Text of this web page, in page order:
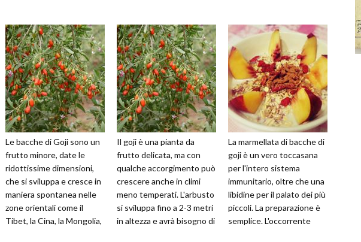
Le bacche di Goji sono un
frutto minore, date le
ridottissime dimensioni,
che si sviluppa e cresce in
maniera spontanea nelle
zone orientali come il
Tibet, la Cina, la Mongolia,
Il goji è una pianta da
frutto delicata, ma con
qualche accorgimento può
crescere anche in climi
meno temperati. L'arbusto
si sviluppa fino a 2-3 metri
in altezza e avrà bisogno di
La marmellata di bacche di
goji è un vero toccasana
per l'intero sistema
immunitario, oltre che una
libidine per il palato dei più
piccoli. La preparazione è
semplice. L'occorrente